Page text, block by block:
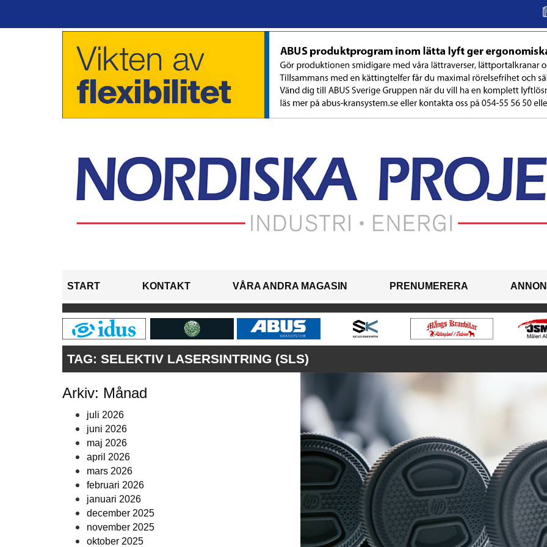
START KONTAKT VÅRA ANDRA MAGASIN PRENUMERERA
TAG: SELEKTIV LASERSINTRING (SLS)
Arkiv: Månad
juli 2026
juni 2026
maj 2026
april 2026
mars 2026
februari 2026
januari 2026
december 2025
november 2025
oktober 2025